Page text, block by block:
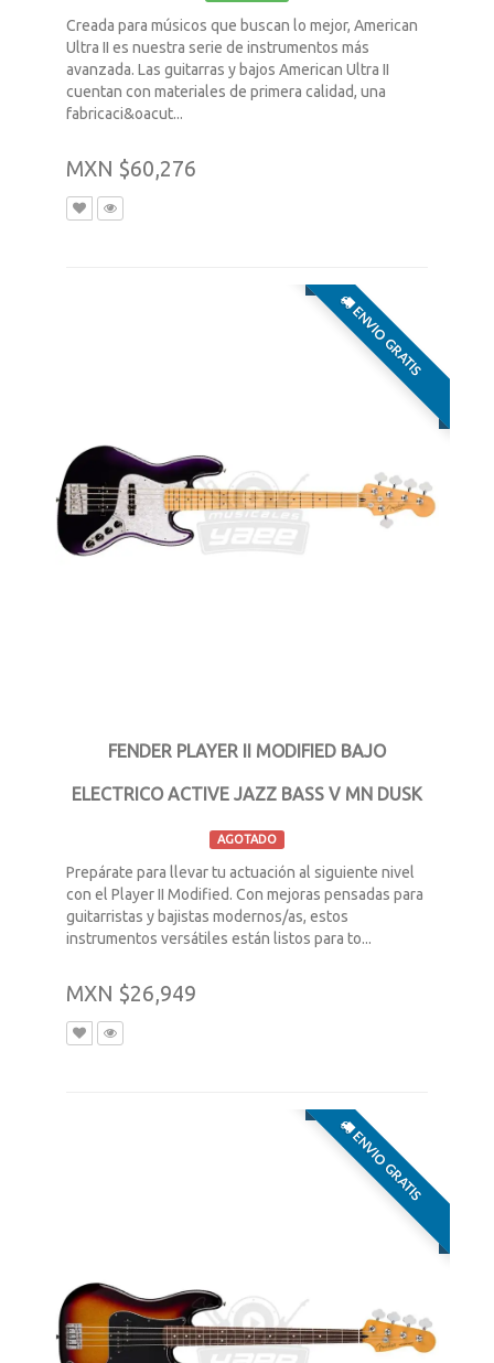
Creada para músicos que buscan lo mejor, American
Ultra II es nuestra serie de instrumentos más
avanzada. Las guitarras y bajos American Ultra II
cuentan con materiales de primera calidad, una
fabricaci&oacut...
MXN $60,276
ENVIO GRATIS
FENDER PLAYER II MODIFIED BAJO
ELECTRICO ACTIVE JAZZ BASS V MN DUSK
AGOTADO
Prepárate para llevar tu actuación al siguiente nivel
con el Player II Modified. Con mejoras pensadas para
guitarristas y bajistas modernos/as, estos
instrumentos versátiles están listos para to...
MXN $26,949
ENVIO GRATIS